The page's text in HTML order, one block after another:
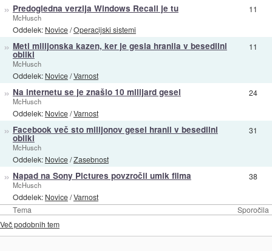
Tema Sporočila
» Predogledna verzija Windows Recall je tu
McHusch
Oddelek: Novice/Operacijski sistemi
11
» Meti milijonska kazen, ker je gesla hranila v besedilni
obliki
McHusch
Oddelek: Novice/Varnost
11
» Na internetu se je znašlo 10 milijard gesel
McHusch
Oddelek: Novice/Varnost
24
» Facebook več sto milijonov gesel hranil v besedilni
obliki
McHusch
Oddelek: Novice/Zasebnost
31
» Napad na Sony Pictures povzročil umik filma
McHusch
Oddelek: Novice/Varnost
38
Več podobnih tem